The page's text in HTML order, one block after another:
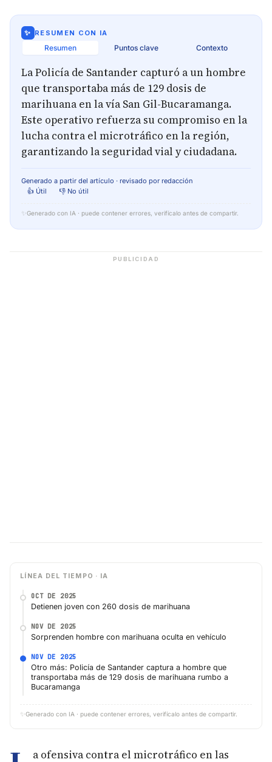
✨ RESUMEN CON IA
Resumen Puntos clave Contexto
La Policía de Santander capturó a un hombre
que transportaba más de 129 dosis de
marihuana en la vía San Gil-Bucaramanga.
Este operativo refuerza su compromiso en la
lucha contra el microtráfico en la región,
garantizando la seguridad vial y ciudadana.
Generado a partir del artículo · revisado por redacción
👍 Útil
👎 No útil
✨ Generado con IA · puede contener errores, verifícalo antes de compartir.
PUBLICIDAD
LÍNEA DEL TIEMPO · IA
OCT DE 2025
Detienen joven con 260 dosis de marihuana
NOV DE 2025
Sorprenden hombre con marihuana oculta en vehículo
NOV DE 2025
Otro más: Policía de Santander captura a hombre que
transportaba más de 129 dosis de marihuana rumbo a
Bucaramanga
✨ Generado con IA · puede contener errores, verifícalo antes de compartir.
a ofensiva contra el microtráfico en las